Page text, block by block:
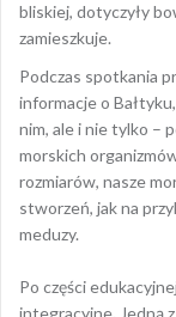
bliskiej, dotyczyły
zamieszkuje.
Podczas spotkania
informacje o
nim, ale i nie tylko –
morskich
rozmiarów, nasze
stworzeń, jak na
meduzy.
Po części